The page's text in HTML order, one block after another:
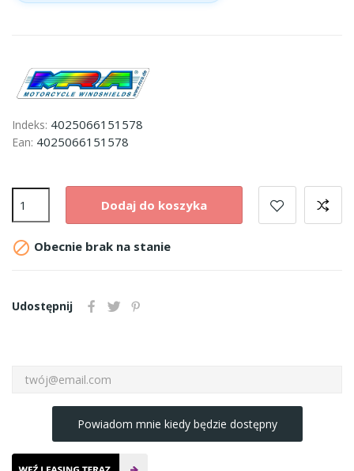
Indeks: 4025066151578
Ean: 4025066151578
Dodaj do koszyka
 Obecnie brak na stanie
Udostępnij
Powiadom mnie kiedy będzie dostępny